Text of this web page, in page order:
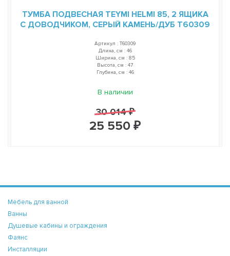
ТУМБА ПОДВЕСНАЯ TEYMI HELMI 85, 2 ЯЩИКА
С ДОВОДЧИКОМ, СЕРЫЙ КАМЕНЬ/ДУБ T60309
Артикул : T60309
Длина, см : 46
Ширина, см : 85
Высота, см : 47
Глубина, см : 46
В наличии
30 014 ₽
25 550 ₽
Мебель для ванной
Ванны
Душевые кабины и ограждения
Фаянс
Инсталляции